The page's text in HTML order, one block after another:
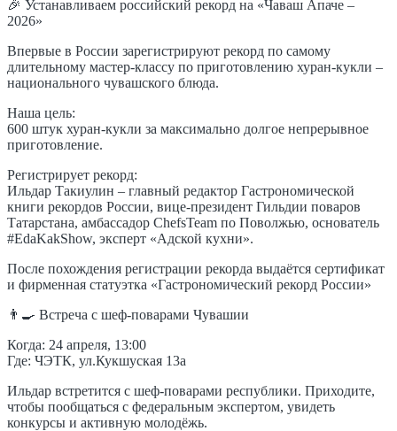
🎉 Устанавливаем российский рекорд на «Чаваш Апаче –
2026»
Впервые в России зарегистрируют рекорд по самому
длительному мастер-классу по приготовлению хуран-кукли –
национального чувашского блюда.
Наша цель:
600 штук хуран-кукли за максимально долгое непрерывное
приготовление.
Регистрирует рекорд:
Ильдар Такиулин – главный редактор Гастрономической
книги рекордов России, вице-президент Гильдии поваров
Татарстана, амбассадор ChefsTeam по Поволжью, основатель
#EdaKakShow, эксперт «Адской кухни».
После похождения регистрации рекорда выдаётся сертификат
и фирменная статуэтка «Гастрономический рекорд России»
👨‍🍳 Встреча с шеф-поварами Чувашии
Когда: 24 апреля, 13:00
Где: ЧЭТК, ул.Кукшуская 13а
Ильдар встретится с шеф-поварами республики. Приходите,
чтобы пообщаться с федеральным экспертом, увидеть
конкурсы и активную молодёжь.